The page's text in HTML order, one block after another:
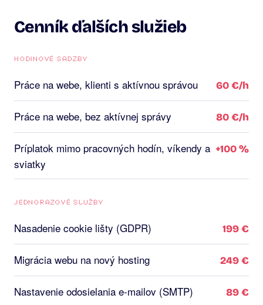
Cenník ďalších služieb
HODINOVÉ SADZBY
Práce na webe, klienti s aktívnou správou 60 €/h
Práce na webe, bez aktívnej správy 80 €/h
Príplatok mimo pracovných hodín, víkendy a
sviatky
+100 %
JEDNORAZOVÉ SLUŽBY
Nasadenie cookie lišty (GDPR) 199 €
Migrácia webu na nový hosting 249 €
Nastavenie odosielania e-mailov (SMTP) 89 €